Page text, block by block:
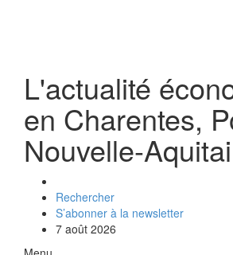
L'actualité
en Charentes,
Nouvelle-
Rechercher
S’abonner à la newsletter
7 août 2026